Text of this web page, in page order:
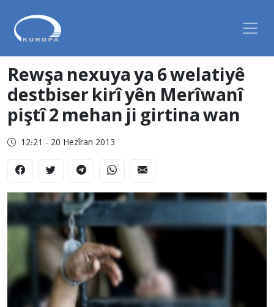
Rewşa nexuya ya 6 welatiyê
destbiser kirî yên Merîwanî
piştî 2 mehan ji girtina wan
12:21 - 20 Hezîran 2013